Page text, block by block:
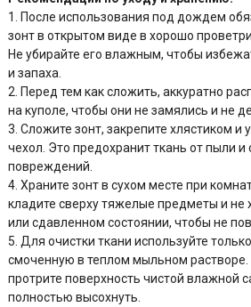
1. После использования под дождем
зонт в открытом виде в хорошо
Не убирайте его влажным, чтобы
и запаха.
2. Перед тем как сложить, аккуратно
на куполе, чтобы они не замялись и не
3. Сложите зонт, закрепите хлястиком и
чехол. Это предохранит ткань от пыли и
повреждений.
4. Храните зонт в сухом месте при
кладите сверху тяжелые предметы и не
или сдавленном состоянии, чтобы не
5. Для очистки ткани используйте
смоченную в теплом мыльном растворе.
протрите поверхность чистой влажной
полностью высохнуть.